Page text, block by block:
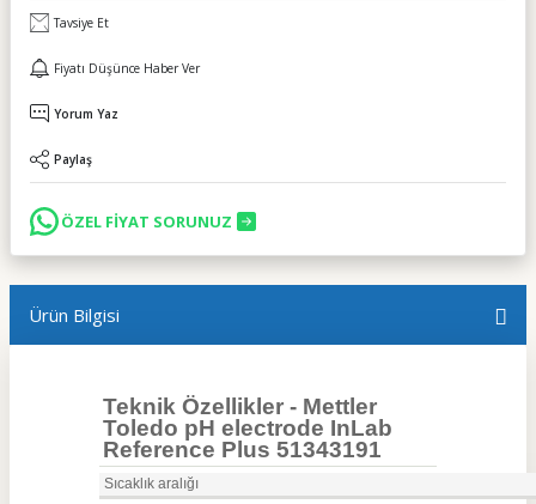
Tavsiye Et
Fiyatı Düşünce Haber Ver
Yorum Yaz
Paylaş
ÖZEL FİYAT SORUNUZ
Ürün Bilgisi
Teknik Özellikler - Mettler
Toledo pH electrode InLab
Reference Plus 51343191
Sıcaklık aralığı